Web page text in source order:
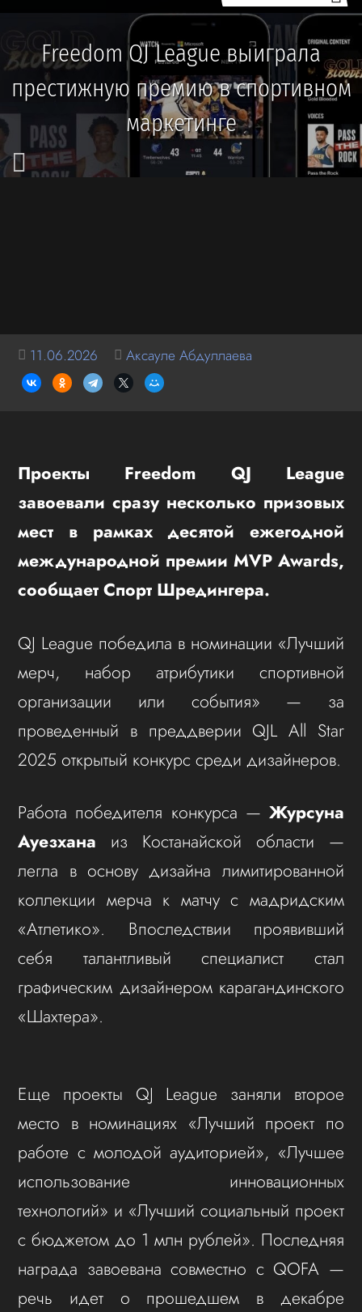
Freedom QJ League выиграла
престижную премию в спортивном
маркетинге
11.06.2026 Аксауле Абдуллаева
Проекты Freedom QJ League
завоевали сразу несколько призовых
мест в рамках десятой ежегодной
международной премии MVP Awards,
сообщает Спорт Шредингера.
QJ League победила в номинации «Лучший
мерч, набор атрибутики спортивной
организации или события» — за
проведенный в преддверии QJL All Star
2025 открытый конкурс среди дизайнеров.
Работа победителя конкурса — Журсуна
Ауезхана из Костанайской области —
легла в основу дизайна лимитированной
коллекции мерча к матчу с мадридским
«Атлетико». Впоследствии проявивший
себя талантливый специалист стал
графическим дизайнером карагандинского
«Шахтера».
Еще проекты QJ League заняли второе
место в номинациях «Лучший проект по
работе с молодой аудиторией», «Лучшее
использование инновационных
технологий» и «Лучший социальный проект
с бюджетом до 1 млн рублей». Последняя
награда завоевана совместно с QOFA —
речь идет о прошедшем в декабре